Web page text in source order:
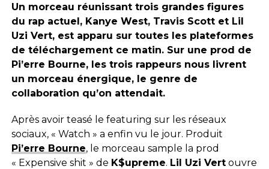
Un morceau réunissant trois grandes figures
du rap actuel, Kanye West, Travis Scott et Lil
Uzi Vert, est apparu sur toutes les plateformes
de téléchargement ce matin. Sur une prod de
Pi’erre Bourne, les trois rappeurs nous livrent
un morceau énergique, le genre de
collaboration qu’on attendait.
Après avoir teasé le featuring sur les réseaux
sociaux, « Watch » a enfin vu le jour. Produit
Pi’erre Bourne, le morceau sample la prod
« Expensive shit » de K$upreme. Lil Uzi Vertouvre